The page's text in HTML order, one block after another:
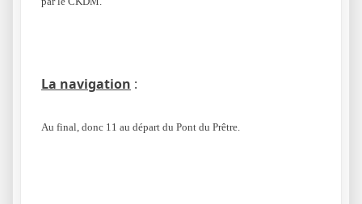
La navigation :
Au final, donc 11 au départ du Pont du Prêtre.